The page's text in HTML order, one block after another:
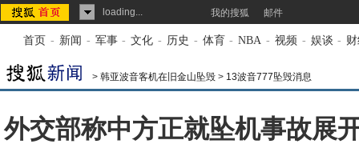
loading... 我的搜狐 邮件
首页 - 新闻 - 军事 - 文化 - 历史 - 体育 - NBA - 视频 - 娱谈 -
> 韩亚波音客机在旧金山坠毁 > 13波音777坠毁消息
外交部称中方正就坠机事故展